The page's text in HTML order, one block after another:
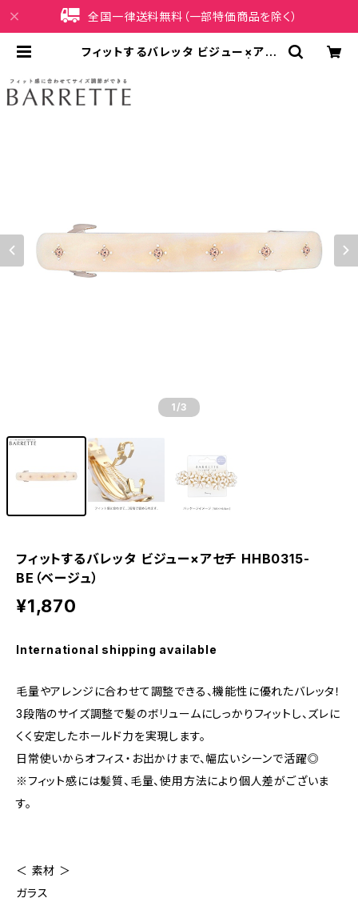
全国一律送料無料（一部特価商品を除く）
フィットするバレッタ ビジュー×アセ
oneケース販売店 イマイ屋
1 /3
フィットするバレッタ ビジュー×アセチ HHB0315-
BE（ベージュ）
¥1,870
International shipping available
毛量やアレンジに合わせて調整できる、機能性に優れたバレッタ！
3段階のサイズ調整で髪のボリュームにしっかりフィットし、ズレに
くく安定したホールド力を実現します。
日常使いからオフィス・お出かけまで、幅広いシーンで活躍◎
※フィット感には髪質、毛量、使用方法により個人差がございま
す。
＜ 素材 ＞
ガラス